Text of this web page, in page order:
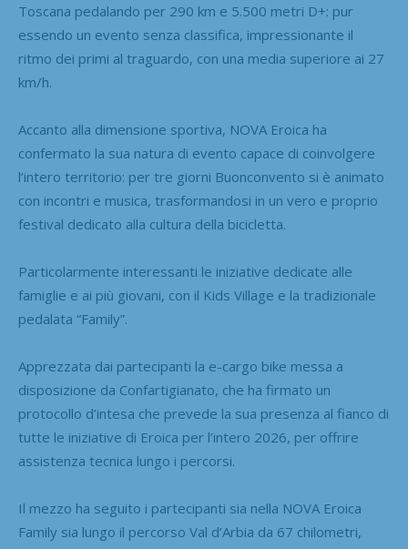
Toscana pedalando per 290 km e 5.500 metri D+: pur
essendo un evento senza classifica, impressionante il
ritmo dei primi al traguardo, con una media superiore ai 27
km/h.
Accanto alla dimensione sportiva, NOVA Eroica ha
confermato la sua natura di evento capace di coinvolgere
l’intero territorio: per tre giorni Buonconvento si è animato
con incontri e musica, trasformandosi in un vero e proprio
festival dedicato alla cultura della bicicletta.
Particolarmente interessanti le iniziative dedicate alle
famiglie e ai più giovani, con il Kids Village e la tradizionale
pedalata “Family”.
Apprezzata dai partecipanti la e-cargo bike messa a
disposizione da Confartigianato, che ha firmato un
protocollo d’intesa che prevede la sua presenza al fianco di
tutte le iniziative di Eroica per l’intero 2026, per offrire
assistenza tecnica lungo i percorsi.
Il mezzo ha seguito i partecipanti sia nella NOVA Eroica
Family sia lungo il percorso Val d’Arbia da 67 chilometri,